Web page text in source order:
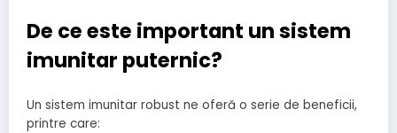
De ce este important un sistem
imunitar puternic?
Un sistem imunitar robust ne oferă o serie de beneficii,
printre care: